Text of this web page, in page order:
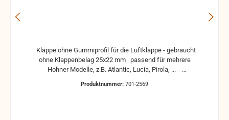
ohne Klappenbelag 25x22 mm passend für mehrere
Hohner Modelle, z.B. Atlantic, Lucia, Pirola, ...
Produktnummer: 701-2569